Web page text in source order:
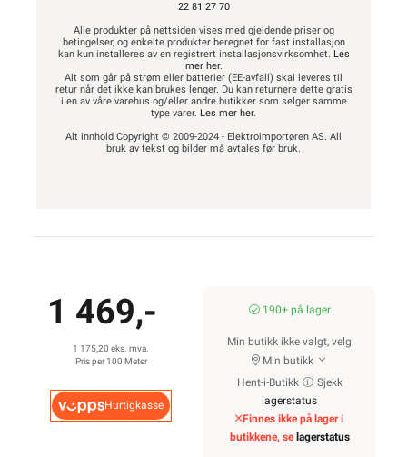
22 81 27 70
Alle produkter på nettsiden vises med gjeldende priser og
betingelser, og enkelte produkter beregnet for fast installasjon
kan kun installeres av en registrert installasjonsvirksomhet. Les
mer her.
Alt som går på strøm eller batterier (EE-avfall) skal leveres til
retur når det ikke kan brukes lenger. Du kan returnere dette gratis
i en av våre varehus og/eller andre butikker som selger samme
type varer. Les mer her.
Alt innhold Copyright © 2009-2024 - Elektroimportøren AS. All
bruk av tekst og bilder må avtales før bruk.
1 469,-
1 175,20 eks. mva.
Pris per 100 Meter
Hurtigkasse
190+ på lager
Min butikk ikke valgt, velg
Min butikk
Hent-i-Butikk
Sjekk
lagerstatus
Finnes ikke på lager i
butikkene, se lagerstatus